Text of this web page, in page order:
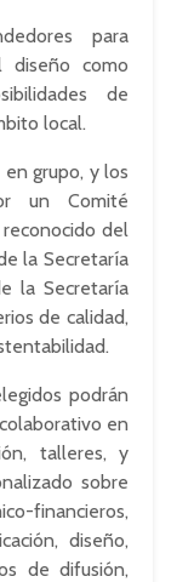
para
diseño como
de
local.
grupo, y los
un Comité
del
la Secretaría
la Secretaría
de calidad,
podrán
en
talleres, y
sobre
financieros,
diseño,
de difusión,